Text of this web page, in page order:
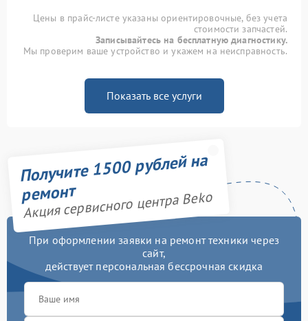
Цены в прайс-листе указаны ориентировочные, без учета
стоимости запчастей.
Записывайтесь на бесплатную диагностику.
Мы проверим ваше устройство и укажем на неисправность.
Показать все услуги
Получите 1500 рублей на
ремонт
Акция сервисного центра Beko
При оформлении заявки на ремонт техники через
сайт,
действует персональная бессрочная скидка